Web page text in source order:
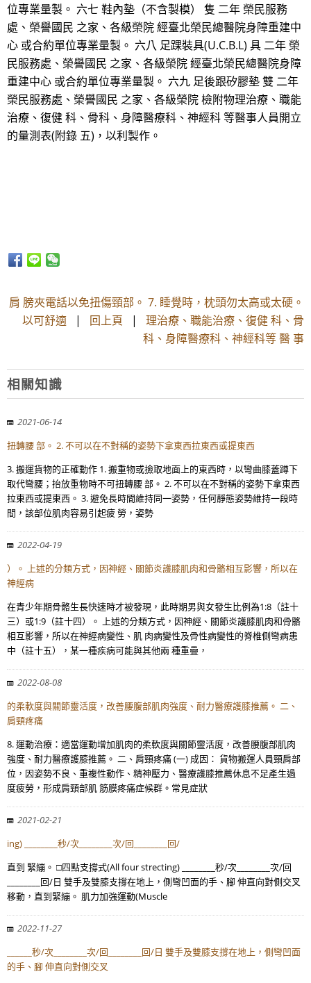
位專業量製。 六七 鞋內墊（不含製模） 隻 二年 榮民服務
處、榮譽國民 之家、各級榮院 經臺北榮民總醫院身障重建中
心 或合約單位專業量製。 六八 足踝裝具(U.C.B.L) 具 二年 榮
民服務處、榮譽國民 之家、各級榮院 經臺北榮民總醫院身障
重建中心 或合約單位專業量製。 六九 足後跟矽膠墊 雙 二年
榮民服務處、榮譽國民 之家、各級榮院 檢附物理治療、職能
治療、復健 科、骨科、身障醫療科、神經科 等醫事人員開立
的量測表(附錄 五)，以利製作。
肩 膀夾電話以免扭傷頸部。 7. 睡覺時，枕頭勿太高或太硬。
以可舒適 | 回上頁 | 理治療、職能治療、復健 科、骨
科、身障醫療科、神經科等 醫 事
相關知識
2021-06-14
扭轉腰 部。 2. 不可以在不對稱的姿勢下拿東西拉東西或提東西
3. 搬運貨物的正確動作 1. 搬重物或撿取地面上的東西時，以彎曲膝蓋蹲下
取代彎腰；抬放重物時不可扭轉腰 部。 2. 不可以在不對稱的姿勢下拿東西
拉東西或提東西。 3. 避免長時間維持同一姿勢，任何靜態姿勢維持一段時
間，該部位肌肉容易引起疲 勞，姿勢
2022-04-19
）。 上述的分類方式，因神經、關節炎護膝肌肉和骨骼相互影響，所以在
神經病
在青少年期骨骼生長快速時才被發現，此時期男與女發生比例為1:8（註十
三）或1:9（註十四）。 上述的分類方式，因神經、關節炎護膝肌肉和骨骼
相互影響，所以在神經病變性、肌 肉病變性及骨性病變性的脊椎側彎病患
中（註十五），某一種疾病可能與其他兩 種重疊，
2022-08-08
的柔軟度與關節靈活度，改善腰腹部肌肉強度、耐力醫療護膝推薦。 二、
肩頸疼痛
8. 運動治療：適當運動增加肌肉的柔軟度與關節靈活度，改善腰腹部肌肉
強度、耐力醫療護膝推薦。 二、肩頸疼痛 (一) 成因： 貨物搬運人員頸肩部
位，因姿勢不良、重複性動作、精神壓力、醫療護膝推薦休息不足產生過
度疲勞，形成肩頸部肌 筋膜疼痛症候群。常見症狀
2021-02-21
ing) ________秒/次________次/回________回/
直到 緊繃。 □四點支撐式(All four strecting) ________秒/次________次/回
________回/日 雙手及雙膝支撐在地上，側彎凹面的手、腳 伸直向對側交叉
移動，直到緊繃。 肌力加強運動(Muscle
2022-11-27
______秒/次________次/回________回/日 雙手及雙膝支撐在地上，側彎凹面
的手、腳 伸直向對側交叉